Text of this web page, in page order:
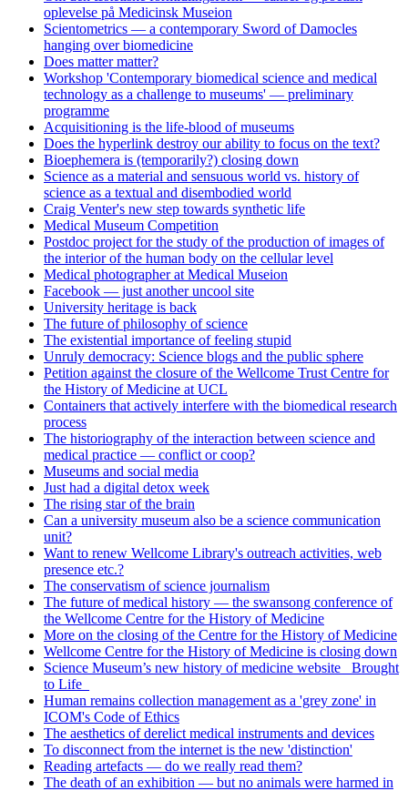
oplevelse på Medicinsk Museion
Scientometrics — a contemporary Sword of Damocles
hanging over biomedicine
Does matter matter?
Workshop 'Contemporary biomedical science and medical
technology as a challenge to museums' — preliminary
programme
Acquisitioning is the life-blood of museums
Does the hyperlink destroy our ability to focus on the text?
Bioephemera is (temporarily?) closing down
Science as a material and sensuous world vs. history of
science as a textual and disembodied world
Craig Venter's new step towards synthetic life
Medical Museum Competition
Postdoc project for the study of the production of images of
the interior of the human body on the cellular level
Medical photographer at Medical Museion
Facebook — just another uncool site
University heritage is back
The future of philosophy of science
The existential importance of feeling stupid
Unruly democracy: Science blogs and the public sphere
Petition against the closure of the Wellcome Trust Centre for
the History of Medicine at UCL
Containers that actively interfere with the biomedical research
process
The historiography of the interaction between science and
medical practice — conflict or coop?
Museums and social media
Just had a digital detox week
The rising star of the brain
Can a university museum also be a science communication
unit?
Want to renew Wellcome Library's outreach activities, web
presence etc.?
The conservatism of science journalism
The future of medical history — the swansong conference of
the Wellcome Centre for the History of Medicine
More on the closing of the Centre for the History of Medicine
Wellcome Centre for the History of Medicine is closing down
Science Museum’s new history of medicine website _Brought
to Life_
Human remains collection management as a 'grey zone' in
ICOM's Code of Ethics
The aesthetics of derelict medical instruments and devices
To disconnect from the internet is the new 'distinction'
Reading artefacts — do we really read them?
The death of an exhibition — but no animals were harmed in